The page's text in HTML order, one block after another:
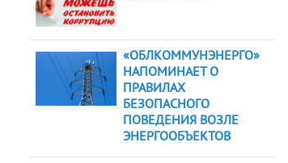
«ОБЛКОММУНЭНЕРГО»
НАПОМИНАЕТ О
ПРАВИЛАХ
БЕЗОПАСНОГО
ПОВЕДЕНИЯ ВОЗЛЕ
ЭНЕРГООБЪЕКТОВ